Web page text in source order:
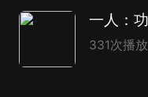
331次播放